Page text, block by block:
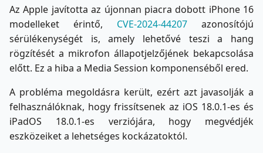
Az Apple javította az újonnan piacra dobott iPhone 16
modelleket érintő, CVE-2024-44207 azonosítójú
sérülékenységét is, amely lehetővé teszi a hang
rögzítését a mikrofon állapotjelzőjének bekapcsolása
előtt. Ez a hiba a Media Session komponenséből ered.
A probléma megoldásra került, ezért azt javasolják a
felhasználóknak, hogy frissítsenek az iOS 18.0.1-es és
iPadOS 18.0.1-es verziójára, hogy megvédjék
eszközeiket a lehetséges kockázatoktól.